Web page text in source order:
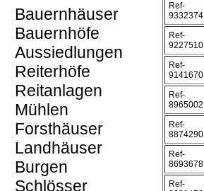
Bauernhäuser
Bauernhöfe
Aussiedlungen
Reiterhöfe
Reitanlagen
Mühlen
Forsthäuser
Landhäuser
Burgen
Schlösser
Ref-
9332374
Ref-
9227510
Ref-
9141670
Ref-
8965002
Ref-
8874290
Ref-
8693678
Ref-